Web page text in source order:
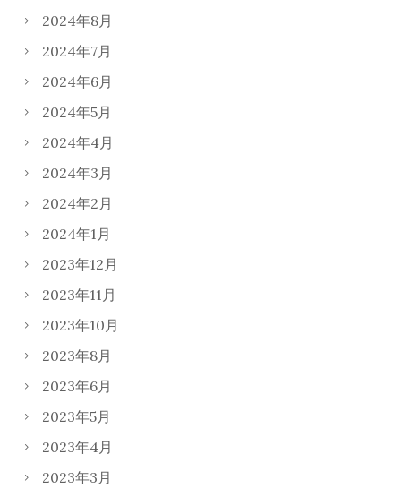
2024年8月
2024年7月
2024年6月
2024年5月
2024年4月
2024年3月
2024年2月
2024年1月
2023年12月
2023年11月
2023年10月
2023年8月
2023年6月
2023年5月
2023年4月
2023年3月